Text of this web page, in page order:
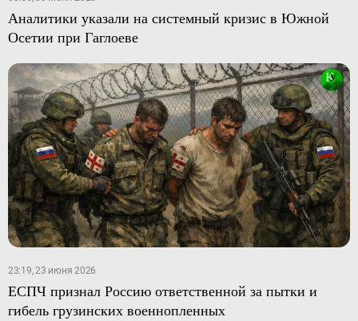
Аналитики указали на системный кризис в Южной
Осетии при Гаглоеве
23:19, 23 июня 2026
ЕСПЧ признал Россию ответственной за пытки и
гибель грузинских военнопленных